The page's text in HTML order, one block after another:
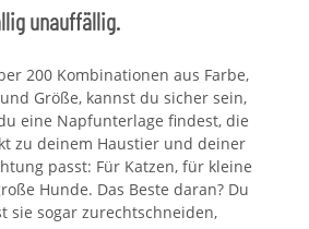
unauffällig.
200 Kombinationen aus Farbe,
Größe, kannst du sicher sein,
eine Napfunterlage findest, die
zu deinem Haustier und deiner
passt: Für Katzen, für kleine
Hunde. Das Beste daran? Du
sie sogar zurechtschneiden,